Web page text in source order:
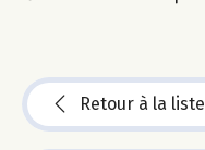
Retour à la liste